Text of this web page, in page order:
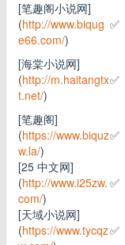
[笔趣阁小说网]
(http://www.biqug
e66.com/)
✅
[海棠小说网]
(http://m.haitangtx
t.net/)
✅
[笔趣阁]
(https://www.biquz
w.la/)
✅
[25 中文网]
(http://www.i25zw.
com/)
✅
[天域小说网]
(https://www.tycqz✅